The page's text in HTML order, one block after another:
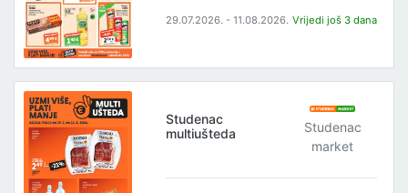
29.07.2026. - 11.08.2026. Vrijedi još 3 dana
Studenac
multiušteda
Studenac
market